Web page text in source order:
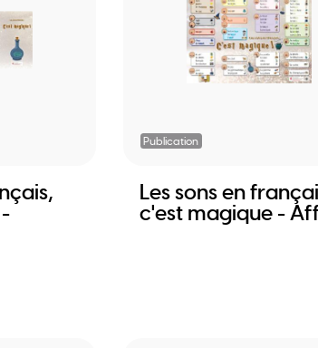
Publication
Les sons en
c'est magique -